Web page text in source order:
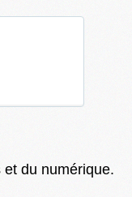
du numérique.